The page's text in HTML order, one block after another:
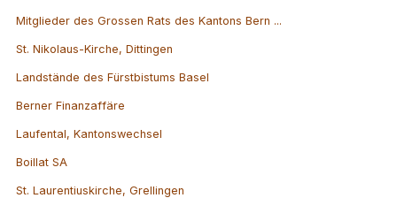
Mitglieder des Grossen Rats des Kantons Bern ...
St. Nikolaus-Kirche, Dittingen
Landstände des Fürstbistums Basel
Berner Finanzaffäre
Laufental, Kantonswechsel
Boillat SA
St. Laurentiuskirche, Grellingen